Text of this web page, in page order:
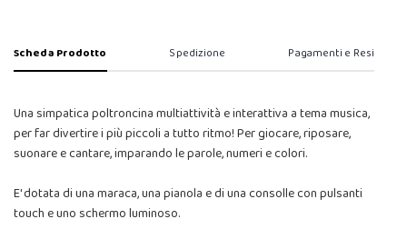
Scheda Prodotto Spedizione Pagamenti e Resi
Una simpatica poltroncina multiattività e interattiva a tema musica,
per far divertire i più piccoli a tutto ritmo! Per giocare, riposare,
suonare e cantare, imparando le parole, numeri e colori.
E' dotata di una maraca, una pianola e di una consolle con pulsanti
touch e uno schermo luminoso.